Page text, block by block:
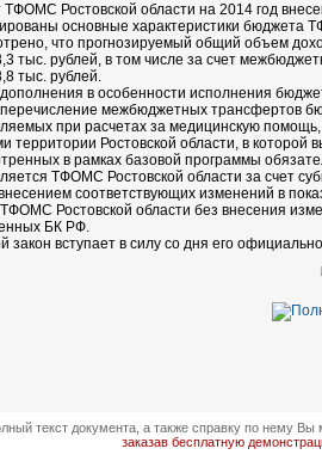
Ростовской области на 2014 год
основные характеристики бюджета
что прогнозируемый общий объем
тыс. рублей, в том числе за счет
тыс. рублей.
в особенности исполнения
перечисление межбюджетных трансфертов
при расчетах за медицинскую
территории Ростовской области, в
в рамках базовой программы
ТФОМС Ростовской области за счет
соответствующих изменений в
Ростовской области без внесения
БК РФ.
закон вступает в силу со дня его
текст документа, а также справку по нему Вы
заказав бесплатную